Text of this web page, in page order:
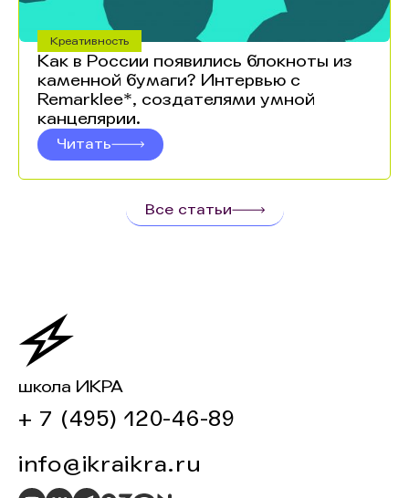
Креативность
Как в России появились блокноты из
каменной бумаги? Интервью с
Remarklee*, создателями умной
канцелярии.
Читать
Все статьи
школа ИКРА
+ 7 (495) 120-46-89
info@ikraikra.ru